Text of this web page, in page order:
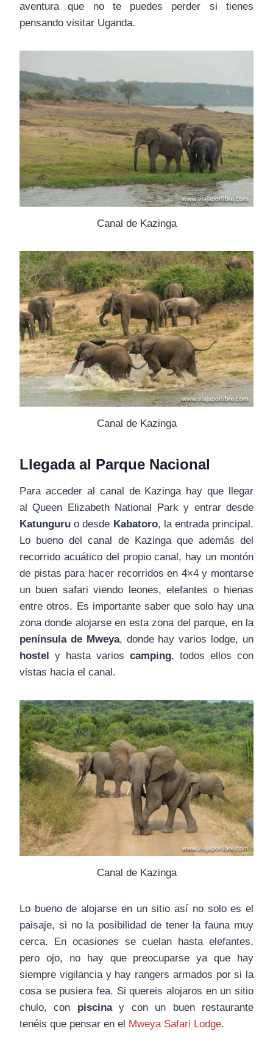
aventura que no te puedes perder si tienes
pensando visitar Uganda.
Canal de Kazinga
Canal de Kazinga
Llegada al Parque Nacional
Para acceder al canal de Kazinga hay que llegar
al Queen Elizabeth National Park y entrar desde
Katunguru o desde Kabatoro, la entrada principal.
Lo bueno del canal de Kazinga que además del
recorrido acuático del propio canal, hay un montón
de pistas para hacer recorridos en 4×4 y montarse
un buen safari viendo leones, elefantes o hienas
entre otros. Es importante saber que solo hay una
zona donde alojarse en esta zona del parque, en la
península de Mweya, donde hay varios lodge, un
hostel y hasta varios camping, todos ellos con
vistas hacia el canal.
Canal de Kazinga
Lo bueno de alojarse en un sitio así no solo es el
paisaje, si no la posibilidad de tener la fauna muy
cerca. En ocasiones se cuelan hasta elefantes,
pero ojo, no hay que preocuparse ya que hay
siempre vigilancia y hay rangers armados por si la
cosa se pusiera fea. Si quereis alojaros en un sitio
chulo, con piscinay con un buen restaurante
tenéis que pensar en el Mweya Safari Lodge.